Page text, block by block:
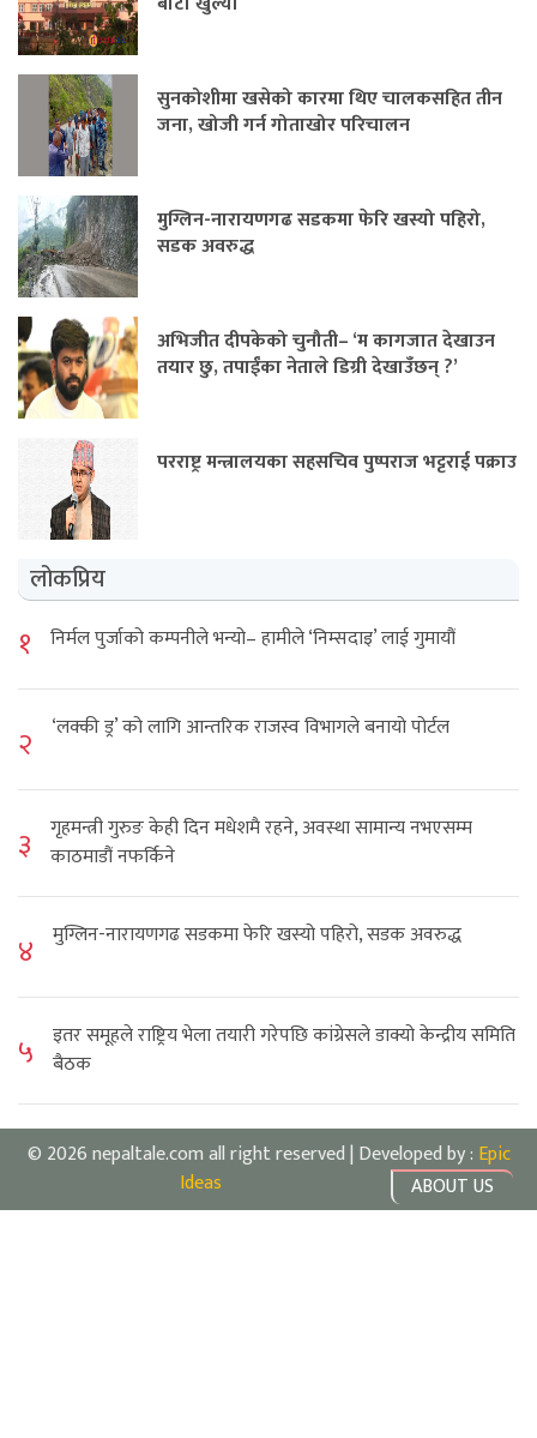
सुनकोशीमा खसेको कारमा थिए चालकसहित तीन
जना, खोजी गर्न गोताखोर परिचालन
मुग्लिन-नारायणगढ सडकमा फेरि खस्यो पहिरो,
सडक अवरुद्ध
अभिजीत दीपकेको चुनौती– ‘म कागजात देखाउन
तयार छु, तपाईंका नेताले डिग्री देखाउँछन् ?’
परराष्ट्र मन्त्रालयका सहसचिव पुष्पराज भट्टराई पक्राउ
लोकप्रिय
१ निर्मल पुर्जाको कम्पनीले भन्यो– हामीले ‘निम्सदाइ’ लाई गुमायौं
२ ‘लक्की ड्र’ को लागि आन्तरिक राजस्व विभागले बनायो पोर्टल
३
गृहमन्त्री गुरुङ केही दिन मधेशमै रहने, अवस्था सामान्य नभएसम्म
काठमाडौं नफर्किने
४ मुग्लिन-नारायणगढ सडकमा फेरि खस्यो पहिरो, सडक अवरुद्ध
५
इतर समूहले राष्ट्रिय भेला तयारी गरेपछि कांग्रेसले डाक्यो केन्द्रीय समिति
बैठक
© 2026 nepaltale.com all right reserved | Developed by : Epic
Ideas
ABOUT US